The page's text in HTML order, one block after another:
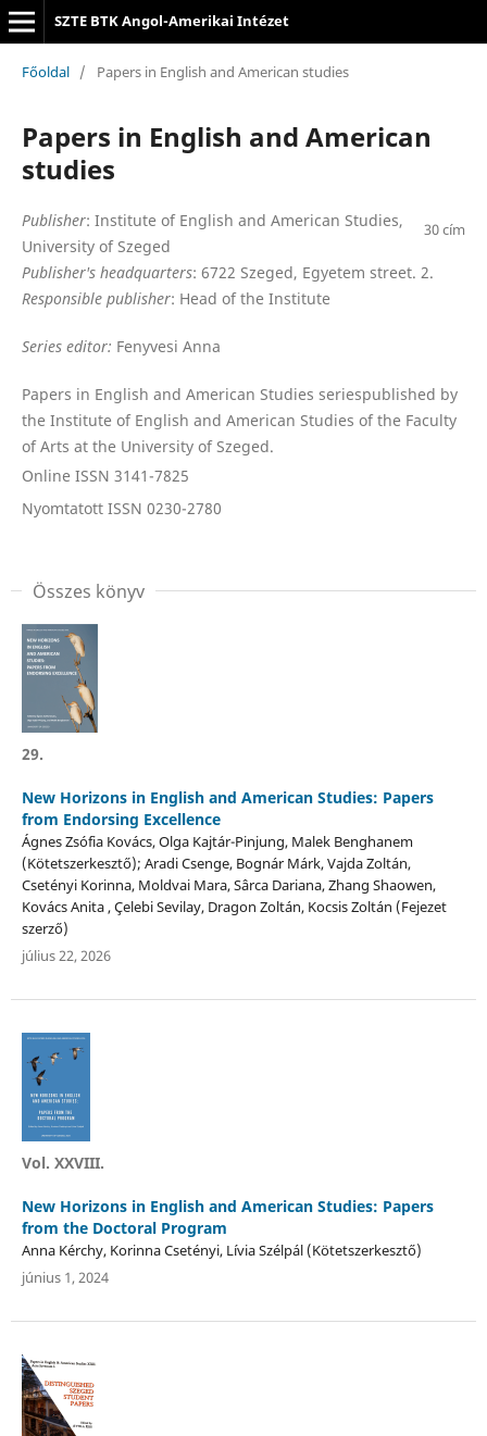
SZTE BTK Angol-Amerikai Intézet
Főoldal / Papers in English and American studies
Papers in English and American
studies
30 cím
Publisher: Institute of English and American Studies,
University of Szeged
Publisher's headquarters: 6722 Szeged, Egyetem street. 2.
Responsible publisher: Head of the Institute
Series editor: Fenyvesi Anna
Papers in English and American Studies seriespublished by
the Institute of English and American Studies of the Faculty
of Arts at the University of Szeged.
Online ISSN 3141-7825
Nyomtatott ISSN 0230-2780
Összes könyv
29.
New Horizons in English and American Studies: Papers
from Endorsing Excellence
Ágnes Zsófia Kovács, Olga Kajtár-Pinjung, Malek Benghanem
(Kötetszerkesztő); Aradi Csenge, Bognár Márk, Vajda Zoltán,
Csetényi Korinna, Moldvai Mara, Sârca Dariana, Zhang Shaowen,
Kovács Anita , Çelebi Sevilay, Dragon Zoltán, Kocsis Zoltán (Fejezet
szerző)
július 22, 2026
Vol. XXVIII.
New Horizons in English and American Studies: Papers
from the Doctoral Program
Anna Kérchy, Korinna Csetényi, Lívia Szélpál (Kötetszerkesztő)
június 1, 2024